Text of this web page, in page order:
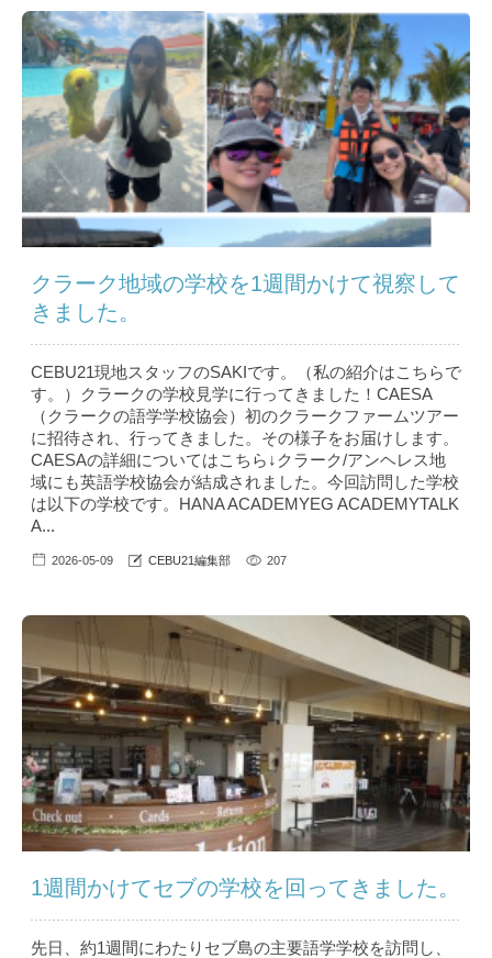
クラーク地域の学校を1週間かけて視察して
きました。
CEBU21現地スタッフのSAKIです。（私の紹介はこちら で
す。）クラークの学校見学に行ってきました！CAESA
（クラークの語学学校協会）初のクラークファームツアー
に招待され、行ってきました。その様子をお届けします。
CAESAの詳細についてはこちら↓クラーク/アンヘレス地
域にも英語学校協会が結成されました。今回訪問した学校
は以下の学校です。HANA ACADEMYEG ACADEMYTALK
A...
2026-05-09 CEBU21編集部 207
1週間かけてセブの学校を回ってきました。
先日、約1週間にわたりセブ島の主要語学学校を訪問し、